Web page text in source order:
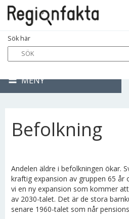
Sök här
MENY
Befolkning
Andelen äldre i befolkningen ökar.
kraftig expansion av gruppen 65 år
vi en ny expansion som kommer
av 2030-talet. Det är de stora
senare 1960-talet som når